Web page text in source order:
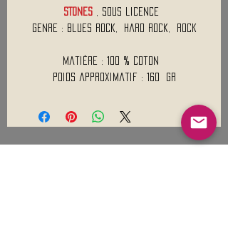
STONES, Sous licence
Genre : Blues Rock, Hard Rock, Rock
Matière : 100 % Coton
Poids approximatif : 160 Gr